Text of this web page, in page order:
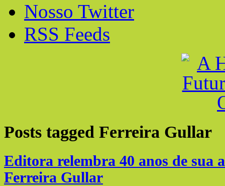
Nosso Twitter
RSS Feeds
Posts tagged Ferreira Gullar
Editora relembra 40 anos de sua
Ferreira Gullar